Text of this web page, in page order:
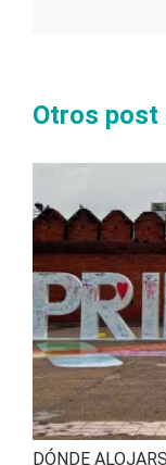
Otros post
DÓNDE